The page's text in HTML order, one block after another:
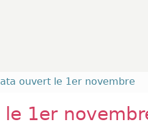
ouvert le 1er novembre
1er